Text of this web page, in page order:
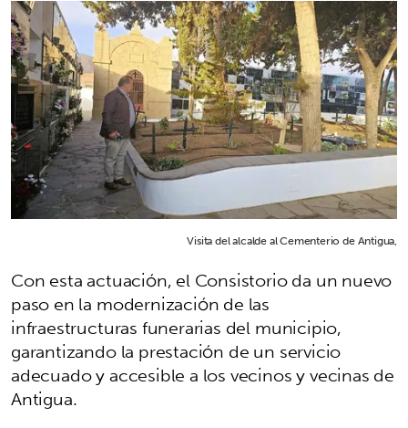
Visita del alcalde al Cementerio de Antigua,
Con esta actuación, el Consistorio da un nuevo
paso en la modernización de las
infraestructuras funerarias del municipio,
garantizando la prestación de un servicio
adecuado y accesible a los vecinos y vecinas de
Antigua.